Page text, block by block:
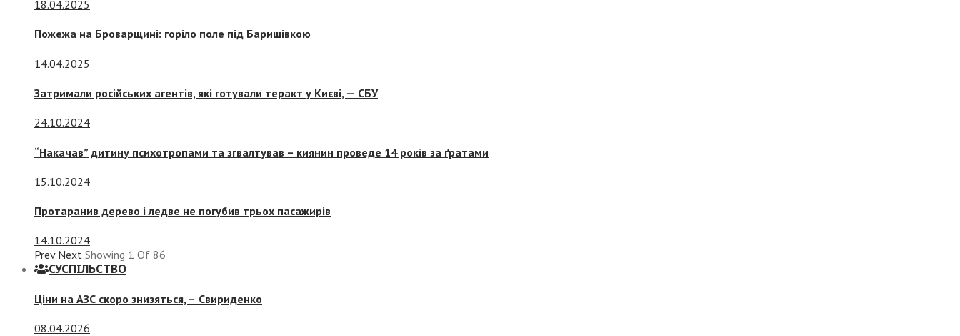
18.04.2025
Пожежа на Броварщині: горіло поле під Баришівкою
14.04.2025
Затримали російських агентів, які готували теракт у Києві, — СБУ
24.10.2024
“Накачав” дитину психотропами та згвалтував – киянин проведе 14 років за ґратами
15.10.2024
Протаранив дерево і ледве не погубив трьох пасажирів
14.10.2024
Prev Next Showing 1 Of 86
СУСПIЛЬСТВО
Ціни на АЗС скоро знизяться, – Свириденко
08.04.2026